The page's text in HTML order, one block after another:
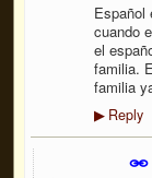
Español
cuando
el
familia.
familia
▶Reply